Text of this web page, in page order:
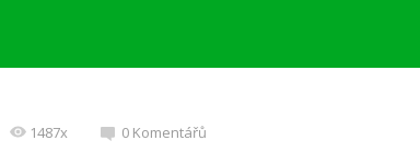
1487x 0 Komentářů